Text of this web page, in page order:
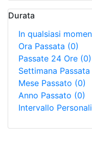
Durata
In qualsiasi
Ora Passata (0)
Passate 24 Ore (0)
Settimana Passata
Mese Passato (0)
Anno Passato (0)
Intervallo